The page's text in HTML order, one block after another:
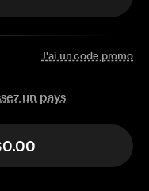
J'ai un code promo
un pays